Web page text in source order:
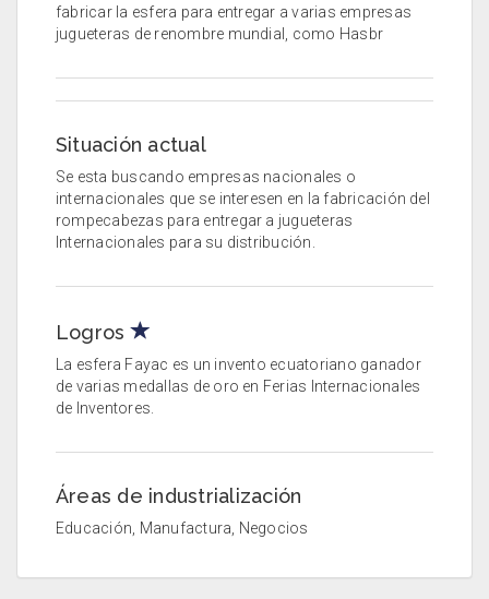
fabricar la esfera para entregar a varias empresas
jugueteras de renombre mundial, como Hasbr
Situación actual
Se esta buscando empresas nacionales o
internacionales que se interesen en la fabricación del
rompecabezas para entregar a jugueteras
Internacionales para su distribución.
Logros
La esfera Fayac es un invento ecuatoriano ganador
de varias medallas de oro en Ferias Internacionales
de Inventores.
Áreas de industrialización
Educación, Manufactura, Negocios